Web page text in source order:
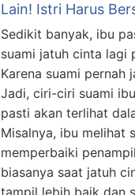
Lain! Istri Harus
Sedikit banyak, ibu
suami jatuh cinta lagi
Karena suami pernah
Jadi, ciri-ciri suami
pasti akan terlihat
Misalnya, ibu melihat
memperbaiki
biasanya saat jatuh
tampil lebih baik dan